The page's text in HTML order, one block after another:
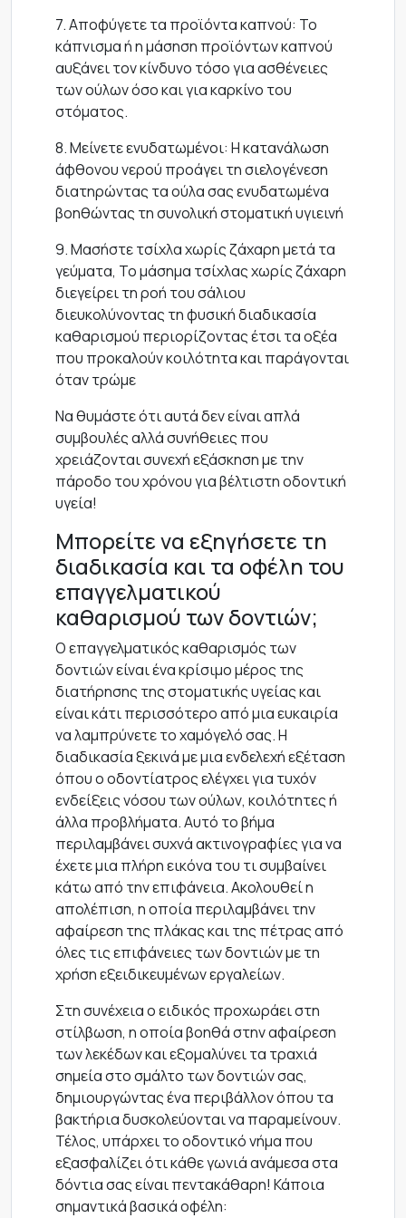
7. Αποφύγετε τα προϊόντα καπνού: Το
κάπνισμα ή η μάσηση προϊόντων καπνού
αυξάνει τον κίνδυνο τόσο για ασθένειες
των ούλων όσο και για καρκίνο του
στόματος.
8. Μείνετε ενυδατωμένοι: Η κατανάλωση
άφθονου νερού προάγει τη σιελογένεση
διατηρώντας τα ούλα σας ενυδατωμένα
βοηθώντας τη συνολική στοματική υγιεινή
9. Μασήστε τσίχλα χωρίς ζάχαρη μετά τα
γεύματα, Το μάσημα τσίχλας χωρίς ζάχαρη
διεγείρει τη ροή του σάλιου
διευκολύνοντας τη φυσική διαδικασία
καθαρισμού περιορίζοντας έτσι τα οξέα
που προκαλούν κοιλότητα και παράγονται
όταν τρώμε
Να θυμάστε ότι αυτά δεν είναι απλά
συμβουλές αλλά συνήθειες που
χρειάζονται συνεχή εξάσκηση με την
πάροδο του χρόνου για βέλτιστη οδοντική
υγεία!
Μπορείτε να εξηγήσετε τη
διαδικασία και τα οφέλη του
επαγγελματικού
καθαρισμού των δοντιών;
Ο επαγγελματικός καθαρισμός των
δοντιών είναι ένα κρίσιμο μέρος της
διατήρησης της στοματικής υγείας και
είναι κάτι περισσότερο από μια ευκαιρία
να λαμπρύνετε το χαμόγελό σας. Η
διαδικασία ξεκινά με μια ενδελεχή εξέταση
όπου ο οδοντίατρος ελέγχει για τυχόν
ενδείξεις νόσου των ούλων, κοιλότητες ή
άλλα προβλήματα. Αυτό το βήμα
περιλαμβάνει συχνά ακτινογραφίες για να
έχετε μια πλήρη εικόνα του τι συμβαίνει
κάτω από την επιφάνεια. Ακολουθεί η
απολέπιση, η οποία περιλαμβάνει την
αφαίρεση της πλάκας και της πέτρας από
όλες τις επιφάνειες των δοντιών με τη
χρήση εξειδικευμένων εργαλείων.
Στη συνέχεια ο ειδικός προχωράει στη
στίλβωση, η οποία βοηθά στην αφαίρεση
των λεκέδων και εξομαλύνει τα τραχιά
σημεία στο σμάλτο των δοντιών σας,
δημιουργώντας ένα περιβάλλον όπου τα
βακτήρια δυσκολεύονται να παραμείνουν.
Τέλος, υπάρχει το οδοντικό νήμα που
εξασφαλίζει ότι κάθε γωνιά ανάμεσα στα
δόντια σας είναι πεντακάθαρη! Κάποια
σημαντικά βασικά οφέλη: